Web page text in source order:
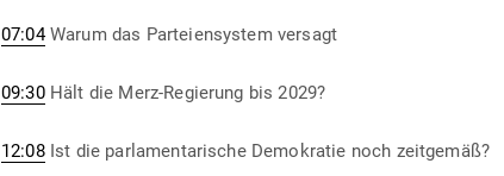
07:04Warum das Par­tei­en­system versagt
09:30Hält die Merz-Regierung bis 2029?
12:08Ist die par­la­men­ta­rische Demo­kratie noch zeitgemäß?